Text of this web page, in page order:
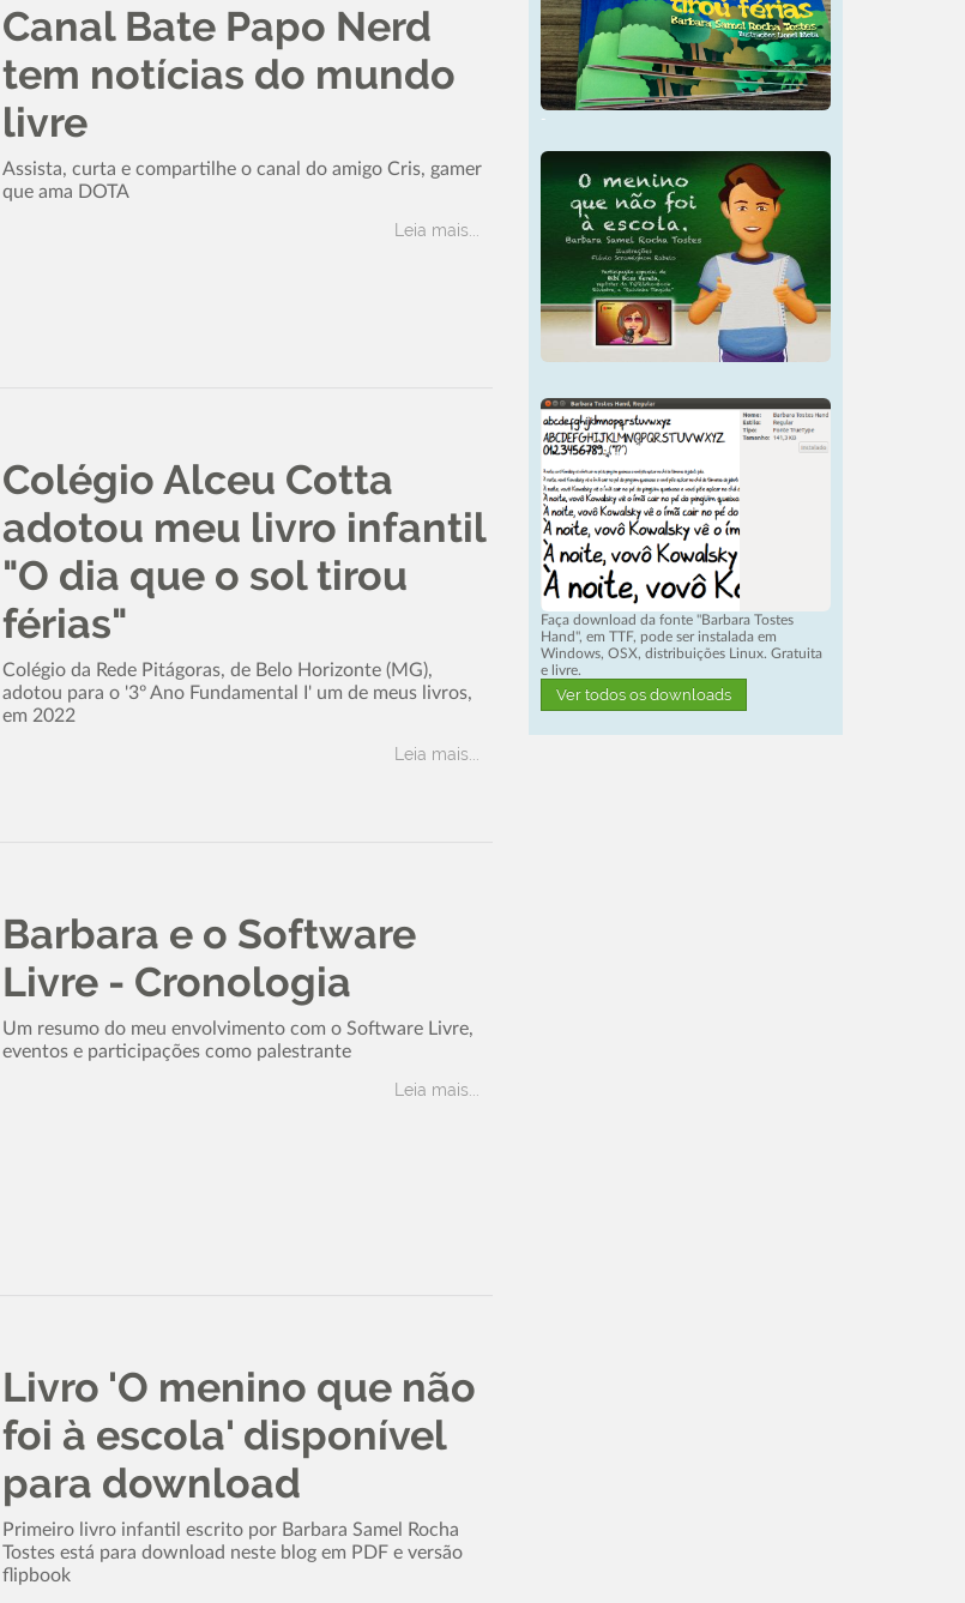
Canal Bate Papo Nerd
tem notícias do mundo
livre
Assista, curta e compartilhe o canal do amigo Cris, gamer
que ama DOTA
Leia mais...
Colégio Alceu Cotta
adotou meu livro infantil
"O dia que o sol tirou
férias"
Colégio da Rede Pitágoras, de Belo Horizonte (MG),
adotou para o '3º Ano Fundamental I' um de meus livros,
em 2022
Leia mais...
Barbara e o Software
Livre - Cronologia
Um resumo do meu envolvimento com o Software Livre,
eventos e participações como palestrante
Leia mais...
Livro 'O menino que não
foi à escola' disponível
para download
Primeiro livro infantil escrito por Barbara Samel Rocha
Tostes está para download neste blog em PDF e versão
flipbook
-
Faça download da fonte "Barbara Tostes
Hand", em TTF, pode ser instalada em
Windows, OSX, distribuições Linux. Gratuita
e livre.
Ver todos os downloads